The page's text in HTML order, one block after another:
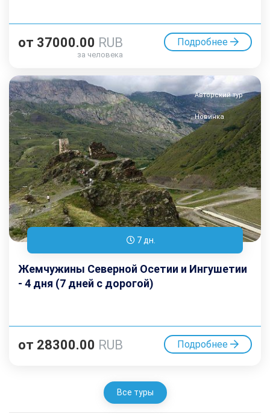
от 37000.00 RUB
за человека
Подробнее
Авторский тур
Новинка
7 дн.
Жемчужины Северной Осетии и Ингушетии
- 4 дня (7 дней с дорогой)
от 28300.00 RUB Подробнее
Все туры